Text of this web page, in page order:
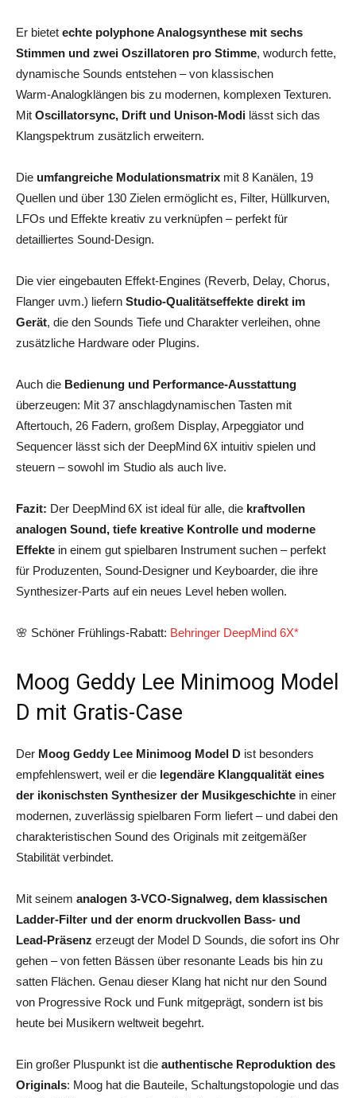
Er bietet echte polyphone Analogsynthese mit sechs
Stimmen und zwei Oszillatoren pro Stimme, wodurch fette,
dynamische Sounds entstehen – von klassischen
Warm‑Analogklängen bis zu modernen, komplexen Texturen.
Mit Oscillatorsync, Drift und Unison‑Modi lässt sich das
Klangspektrum zusätzlich erweitern.
Die umfangreiche Modulationsmatrix mit 8 Kanälen, 19
Quellen und über 130 Zielen ermöglicht es, Filter, Hüllkurven,
LFOs und Effekte kreativ zu verknüpfen – perfekt für
detailliertes Sound‑Design.
Die vier eingebauten Effekt‑Engines (Reverb, Delay, Chorus,
Flanger uvm.) liefern Studio‑Qualitätseffekte direkt im
Gerät, die den Sounds Tiefe und Charakter verleihen, ohne
zusätzliche Hardware oder Plugins.
Auch die Bedienung und Performance‑Ausstattung
überzeugen: Mit 37 anschlagdynamischen Tasten mit
Aftertouch, 26 Fadern, großem Display, Arpeggiator und
Sequencer lässt sich der DeepMind 6X intuitiv spielen und
steuern – sowohl im Studio als auch live.
Fazit: Der DeepMind 6X ist ideal für alle, die kraftvollen
analogen Sound, tiefe kreative Kontrolle und moderne
Effekte in einem gut spielbaren Instrument suchen – perfekt
für Produzenten, Sound‑Designer und Keyboarder, die ihre
Synthesizer‑Parts auf ein neues Level heben wollen.
🌸 Schöner Frühlings-Rabatt: Behringer DeepMind 6X*
Moog Geddy Lee Minimoog Model
D mit Gratis-Case
Der Moog Geddy Lee Minimoog Model D ist besonders
empfehlenswert, weil er die legendäre Klangqualität eines
der ikonischsten Synthesizer der Musikgeschichte in einer
modernen, zuverlässig spielbaren Form liefert – und dabei den
charakteristischen Sound des Originals mit zeitgemäßer
Stabilität verbindet.
Mit seinem analogen 3‑VCO‑Signalweg, dem klassischen
Ladder‑Filter und der enorm druckvollen Bass‑ und
Lead‑Präsenz erzeugt der Model D Sounds, die sofort ins Ohr
gehen – von fetten Bässen über resonante Leads bis hin zu
satten Flächen. Genau dieser Klang hat nicht nur den Sound
von Progressive Rock und Funk mitgeprägt, sondern ist bis
heute bei Musikern weltweit begehrt.
Ein großer Pluspunkt ist die authentische Reproduktion des
Originals: Moog hat die Bauteile, Schaltungstopologie und das